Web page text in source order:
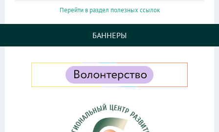
Перейти в раздел полезных ссылок
БАННЕРЫ